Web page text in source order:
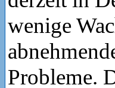
wenige
Probleme.